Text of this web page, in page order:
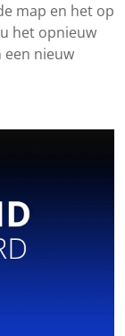
map en het op
het opnieuw
nieuw